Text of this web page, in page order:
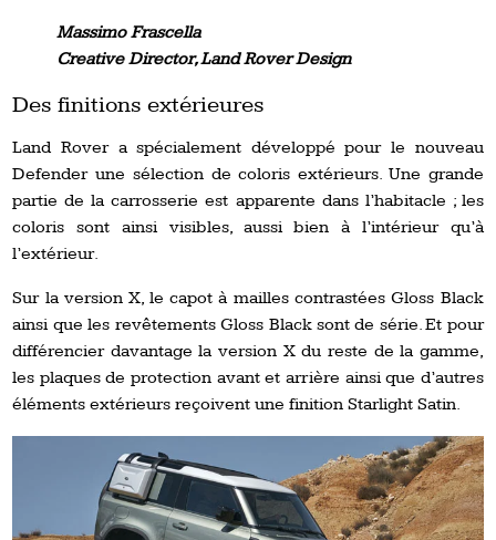
Massimo Frascella
Creative Director, Land Rover Design
Des finitions extérieures
Land Rover a spécialement développé pour le nouveau
Defender une sélection de coloris extérieurs. Une grande
partie de la carrosserie est apparente dans l’habitacle ; les
coloris sont ainsi visibles, aussi bien à l’intérieur qu’à
l’extérieur.
Sur la version X, le capot à mailles contrastées Gloss Black
ainsi que les revêtements Gloss Black sont de série. Et pour
différencier davantage la version X du reste de la gamme,
les plaques de protection avant et arrière ainsi que d’autres
éléments extérieurs reçoivent une finition Starlight Satin.